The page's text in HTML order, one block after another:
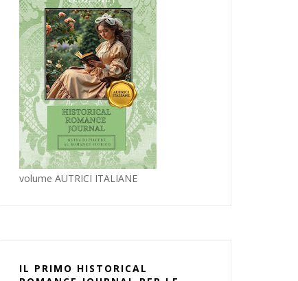
volume AUTRICI ITALIANE
IL PRIMO HISTORICAL